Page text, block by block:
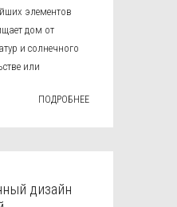
элементов
дом от
и солнечного
или
ПОДРОБНЕЕ
дизайн